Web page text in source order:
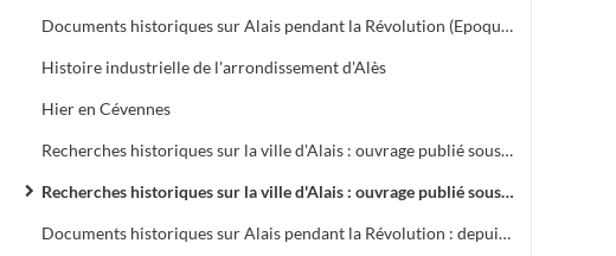
Documents historiques sur Alais pendant la Révolution (Epoque de la Terreur)
Histoire industrielle de l'arrondissement d'Alès
Hier en Cévennes
Recherches historiques sur la ville d'Alais : ouvrage publié sous les auspices de la municipalité
Recherches historiques sur la ville d'Alais : ouvrage publié sous les auspices de la municipalité
Documents historiques sur Alais pendant la Révolution : depuis la convocation des Etats-Généraux de 1789 jusqu'à la réception du décret sur les municipalités (12 janvier 1790)